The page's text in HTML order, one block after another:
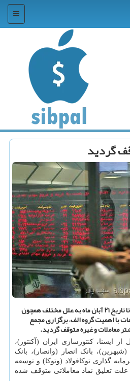
منو
از میان نمادهای بورسی ۲۷ نماد تا تاریخ ۲۱ آبان ماه به علل مختلف همچون
با اهمیت گروه الف، برگزاری مجمع
معاملات و غیره متوقف گردید.
ایسنا، کنتورسازی ایران (آکنتور)،
(شبهرین)، بانک انصار (وانصار)، بانک
گذاری توکافولاد (وتوکا) و توسعه
تعلیق نماد معاملاتی متوقف شده